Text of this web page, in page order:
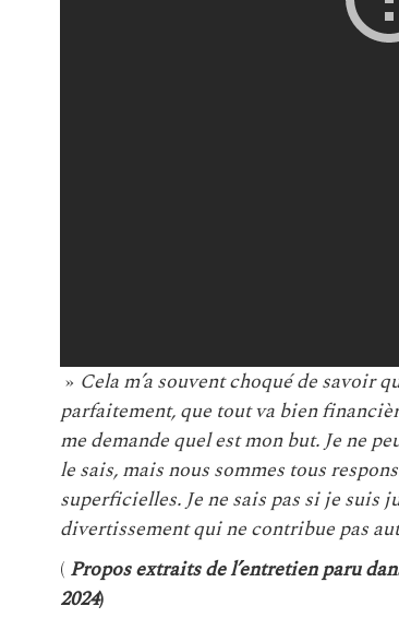
» Cela m’a souvent choqué de savoir
parfaitement, que tout va bien
me demande quel est mon but. Je ne
le sais, mais nous sommes tous
superficielles. Je ne sais pas si je suis
divertissement qui ne contribue pas
( Propos extraits de l’entretien paru
2024)